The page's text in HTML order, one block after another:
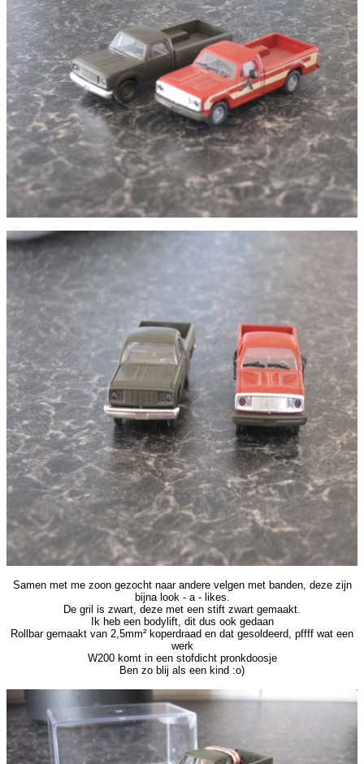
Samen met me zoon gezocht naar andere velgen met banden, deze zijn
bijna look - a - likes.
De gril is zwart, deze met een stift zwart gemaakt.
Ik heb een bodylift, dit dus ook gedaan
Rollbar gemaakt van 2,5mm² koperdraad en dat gesoldeerd, pffff wat een
werk
W200 komt in een stofdicht pronkdoosje
Ben zo blij als een kind :o)